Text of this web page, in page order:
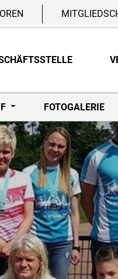
FOTOGALERIE